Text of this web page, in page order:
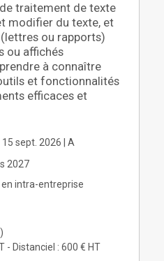
traitement de texte
modifier du texte, et
ou rapports)
ou affichés
à connaître
et fonctionnalités
efficaces et
sept. 2026 | A
2027
intra-entreprise
- Distanciel : 600 € HT